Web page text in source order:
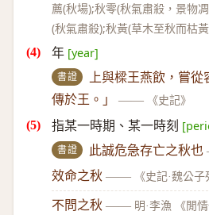
薦(秋場);秋零(秋氣肅殺，景物
(秋氣肅殺);秋黃(草木至秋而枯
年 [year]
書證
上與樑王燕飲，嘗
傳於王。」
—— 《史記》
指某一時期、某一時刻
書證 此誠危急存亡之秋也
效命之秋 —— 《史記·魏公子
不問之秋 —— 明·李漁 《閒情